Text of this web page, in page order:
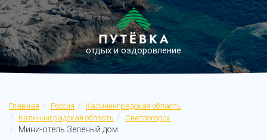
отдых и оздоровление
Главная Россия
Калининградская область
Калининградская область
Светлогорск
Мини-отель Зеленый дом